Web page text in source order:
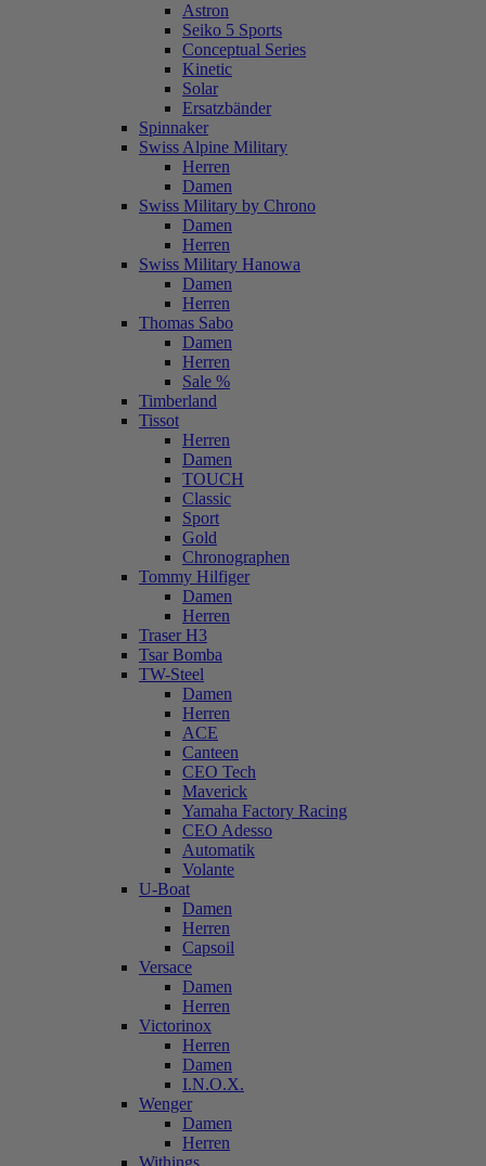
Astron
Seiko 5 Sports
Conceptual Series
Kinetic
Solar
Ersatzbänder
Spinnaker
Swiss Alpine Military
Herren
Damen
Swiss Military by Chrono
Damen
Herren
Swiss Military Hanowa
Damen
Herren
Thomas Sabo
Damen
Herren
Sale %
Timberland
Tissot
Herren
Damen
TOUCH
Classic
Sport
Gold
Chronographen
Tommy Hilfiger
Damen
Herren
Traser H3
Tsar Bomba
TW-Steel
Damen
Herren
ACE
Canteen
CEO Tech
Maverick
Yamaha Factory Racing
CEO Adesso
Automatik
Volante
U-Boat
Damen
Herren
Capsoil
Versace
Damen
Herren
Victorinox
Herren
Damen
I.N.O.X.
Wenger
Damen
Herren
Withings